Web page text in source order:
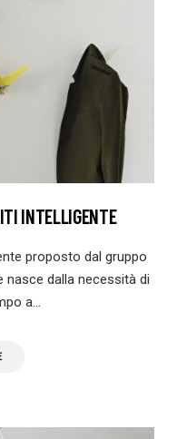
INTELLIGENTE
proposto dal gruppo
nasce dalla necessità di
a…